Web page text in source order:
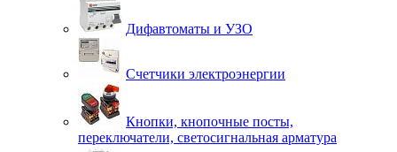
Дифавтоматы и УЗО
Счетчики электроэнергии
Кнопки, кнопочные посты,
переключатели, светосигнальная арматура